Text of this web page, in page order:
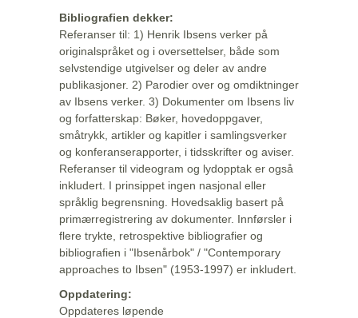
Bibliografien dekker:
Referanser til: 1) Henrik Ibsens verker på
originalspråket og i oversettelser, både som
selvstendige utgivelser og deler av andre
publikasjoner. 2) Parodier over og omdiktninger
av Ibsens verker. 3) Dokumenter om Ibsens liv
og forfatterskap: Bøker, hovedoppgaver,
småtrykk, artikler og kapitler i samlingsverker
og konferanserapporter, i tidsskrifter og aviser.
Referanser til videogram og lydopptak er også
inkludert. I prinsippet ingen nasjonal eller
språklig begrensning. Hovedsaklig basert på
primærregistrering av dokumenter. Innførsler i
flere trykte, retrospektive bibliografier og
bibliografien i "Ibsenårbok" / "Contemporary
approaches to Ibsen" (1953-1997) er inkludert.
Oppdatering:
Oppdateres løpende